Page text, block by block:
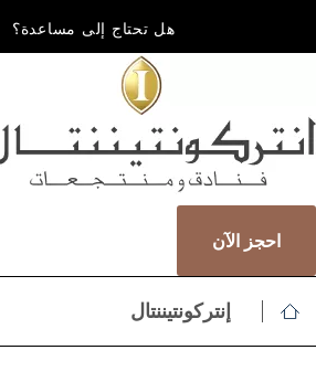
هل تحتاج إلى مساعدة؟
احجز الآن
إنتركونتيننتال